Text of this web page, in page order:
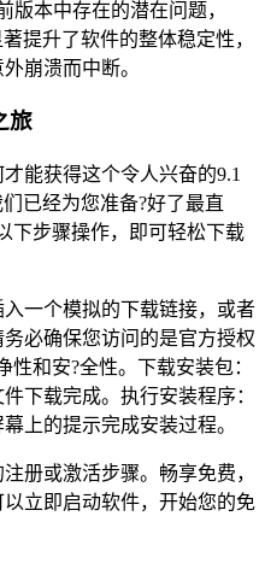
版本中存在的潜在问题，
提升了软件的整体稳定性，
崩溃而中断。
旅
能获得这个令人兴奋的9.1
已经为您准备?好了最直
下步骤操作，即可轻松下载
一个模拟的下载链接，或者
必确保您访问的是官方授权
和安?全性。下载安装包：
下载完成。执行安装程序：
上的提示完成安装过程。
册或激活步骤。畅享免费，
立即启动软件，开始您的免